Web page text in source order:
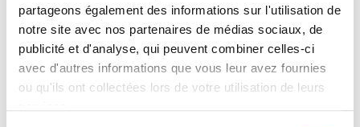
partageons également des informations sur l'utilisation de
notre site avec nos partenaires de médias sociaux, de
publicité et d'analyse, qui peuvent combiner celles-ci
avec d'autres informations que vous leur avez fournies
ou qu'ils ont collectées lors de votre utilisation de leurs
Lantzen 17 2.pdf6.2 MB
PLAN DU SITE ACCESSIBILITÉ CONTACT
Manu Robles-Arangiz Institutua Fundazioa